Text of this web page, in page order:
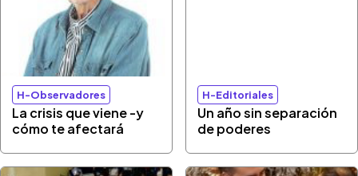
H-Observadores
La crisis que viene -y
cómo te afectará
H-Editoriales
Un año sin separación
de poderes